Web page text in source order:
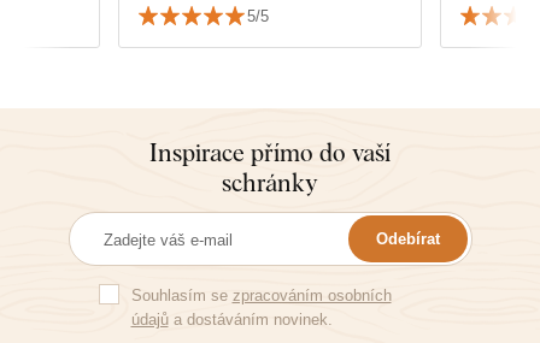
5/5
Inspirace přímo do vaší
schránky
Odebírat
Souhlasím se zpracováním osobních
údajůa dostáváním novinek.